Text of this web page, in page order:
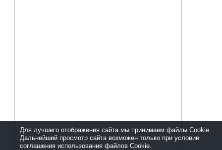
Для лучшего отображения сайта мы принимаем файлы Cookie.
Дальнейший просмотр сайта возможен только при условии
соглашения использования файлов Cookie.